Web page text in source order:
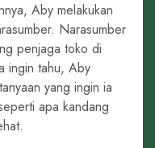
Aby melakukan
Narasumber
penjaga toko di
ingin tahu, Aby
yang ingin ia
apa kandang